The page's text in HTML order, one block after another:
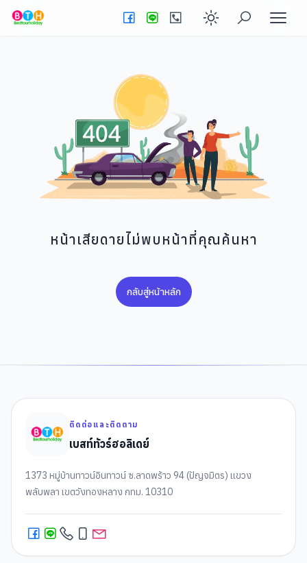
Enable dark
หน้าเสียดายไม่พบหน้าที่คุณค้นหา
กลับสู่หน้าหลัก
ติดต่อและติดตาม
เบสท์ทัวร์ฮอลิเดย์
1373 หมู่บ้านทาวน์อินทาวน์ ซ.ลาดพร้าว 94 (ปัญจมิตร) แขวง
พลับพลา เขตวังทองหลาง กทม. 10310